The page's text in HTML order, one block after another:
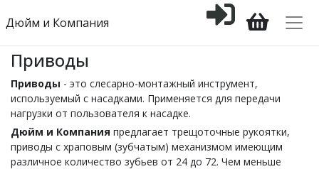
Дюйм и Компания
Приводы
Приводы - это слесарно-монтажный инструмент,
используемый с насадками. Применяется для передачи
нагрузки от пользователя к насадке.
Дюйм и Компания предлагает трещоточные рукоятки,
приводы с храповым (зубчатым) механизмом имеющим
различное количество зубьев от 24 до 72. Чем меньше